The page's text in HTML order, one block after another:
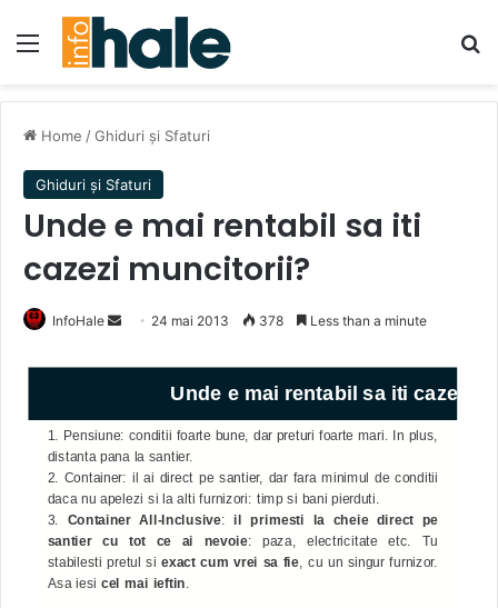
Menu
Home /Ghiduri și Sfaturi
Ghiduri și Sfaturi
Unde e mai rentabil sa iti
cazezi muncitorii?
InfoHale
Send
email
24 mai 2013 378 Less than a minute